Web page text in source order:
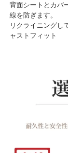
背面シートとカバ
線を防ぎます。
リクライニングし
ャストフィット